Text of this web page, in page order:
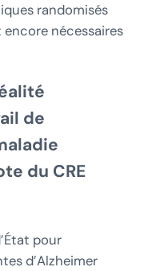
randomisés
nécessaires
de
du CRE
pour
d’Alzheimer